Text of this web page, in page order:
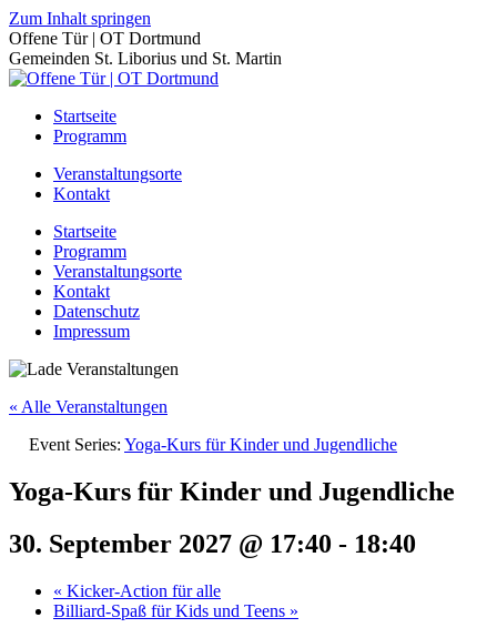
Zum Inhalt springen
Offene Tür | OT Dortmund
Gemeinden St. Liborius und St. Martin
Startseite
Programm
Veranstaltungsorte
Kontakt
Startseite
Programm
Veranstaltungsorte
Kontakt
Datenschutz
Impressum
« Alle Veranstaltungen
Event Series: Yoga-Kurs für Kinder und Jugendliche
Yoga-Kurs für Kinder und Jugendliche
30. September 2027 @ 17:40 - 18:40
« Kicker-Action für alle
Billiard-Spaß für Kids und Teens »